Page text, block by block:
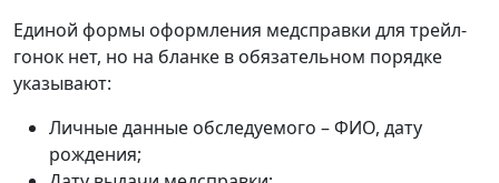
Единой формы оформления медсправки для трейл-
гонок нет, но на бланке в обязательном порядке
указывают:
Личные данные обследуемого – ФИО, дату
рождения;